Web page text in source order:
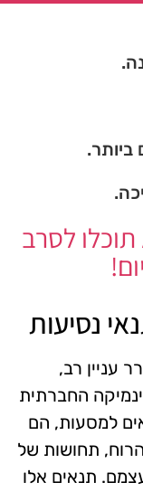
לסרב
נסיעות
עניין רב,
החברתית
למסעות, הם
הרוח, תחושות של
תנאים אלו